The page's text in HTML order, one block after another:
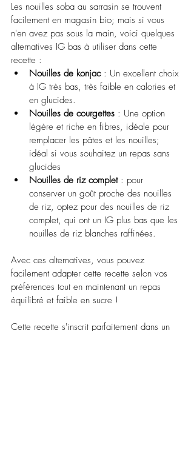
Les nouilles soba au sarrasin se trouvent
facilement en magasin bio; mais si vous
n'en avez pas sous la main, voici quelques
alternatives IG bas à utiliser dans cette
recette :
Nouilles de konjac : Un excellent choix
à IG très bas, très faible en calories et
en glucides.
Nouilles de courgettes : Une option
légère et riche en fibres, idéale pour
remplacer les pâtes et les nouilles;
idéal si vous souhaitez un repas sans
glucides
Nouilles de riz complet : pour
conserver un goût proche des nouilles
de riz, optez pour des nouilles de riz
complet, qui ont un IG plus bas que les
nouilles de riz blanches raffinées.
Avec ces alternatives, vous pouvez
facilement adapter cette recette selon vos
préférences tout en maintenant un repas
équilibré et faible en sucre !
Cette recette s'inscrit parfaitement dans un